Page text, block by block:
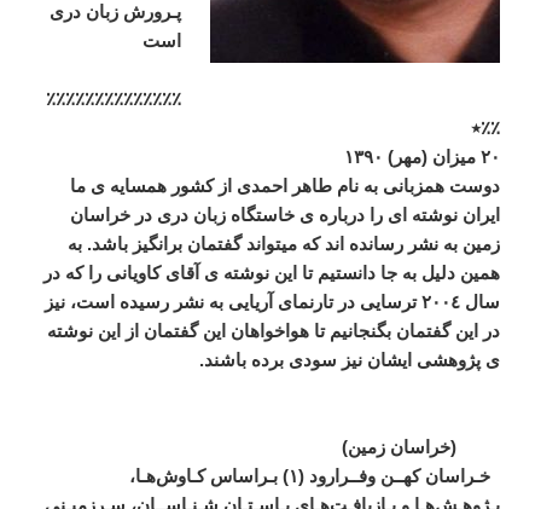
پـرورش زبان دری
است
٪٪٪٪٪٪٪٪٪٪٪٪٪٪
٪٪٭
٢٠ میزان (مهر) ١٣٩٠
دوست همزبانی به نام طاهر احمدی از کشور همسایه ی ما
ایران نوشته ای را درباره ی خاستگاه زبان دری در خراسان
زمین به نشر رسانده اند که میتواند گفتمان برانگیز باشد.به
همین دلیل به جا دانستیم تا این نوشته ی آقای کاویانی را که در
سال ٢٠٠٤ ترسایی در تارنمای آریایی به نشر رسیده است، نیز
در
این گفتمان بگنجانیم تا هواخواهان این گفتمان از این نوشته
ی پژوهشی ایشان نیز سودی برده باشند.
(خراسان زمین)
خـراسان کهــن وفــرارود (١)بـراساس کـاوشهـا،